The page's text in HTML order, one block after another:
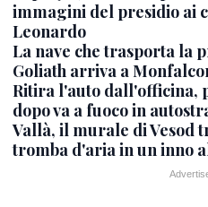
immagini del presidio ai
Leonardo
La nave che trasporta la
Goliath arriva a
Ritira l'auto dall'officina,
dopo va a fuoco in
Vallà, il murale di Vesod
tromba d'aria in un inno